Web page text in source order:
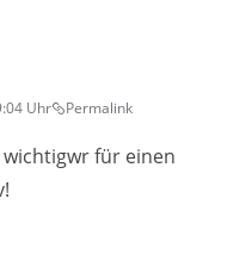
Uhr Permalink
wichtigwr für einen